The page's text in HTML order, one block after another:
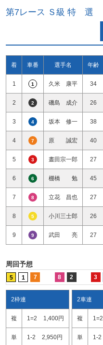
第7レース Ｓ級 特 選
着 車番 選手名 年齢
1 1 久米 康平 34
2 2 磯島 成介 26
3 4 坂本 修一 38
4 7 原 誠宏 40
5 3 晝田宗一郎 27
6 6 棚橋 勉 45
7 8 立花 昌也 27
8 5 小川三士郎 26
9 9 武田 亮 27
周回予想
5 1 7 8 2 3
2枠連
複 1=2 1,400円
単 1-2 2,950円
2車連
複 1=2
単 1-2